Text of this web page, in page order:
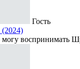
Гость
могу воспринимать